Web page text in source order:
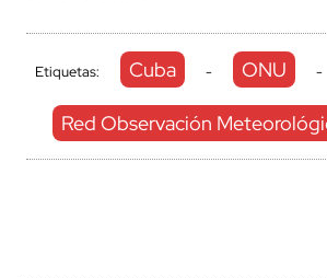
Etiquetas: Cuba - ONU -
Red Observación